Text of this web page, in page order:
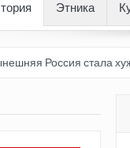
Этника
стала хуже, чем